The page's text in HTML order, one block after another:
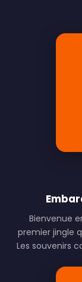
Bienvenue
premier jingle
Les souvenirs